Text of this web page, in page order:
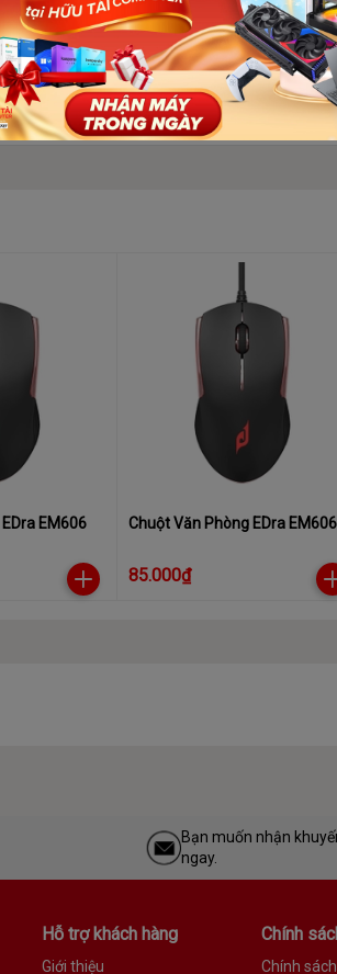
EM606
Chuột Văn Phòng EDra EM606
85.000₫
Bạn muốn nhận
ngay.
Hỗ trợ khách hàng
Giới thiệu
Chính
Chính